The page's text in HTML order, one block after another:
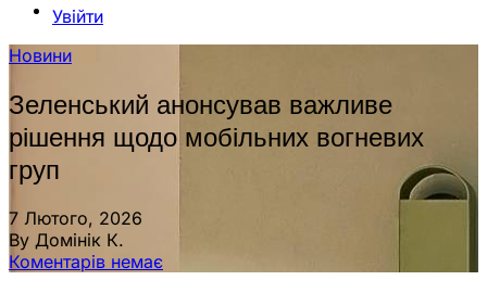
Увійти
Новини
Зеленський анонсував важливе
рішення щодо мобільних вогневих
груп
7 Лютого, 2026
By Домінік К.
Коментарів немає